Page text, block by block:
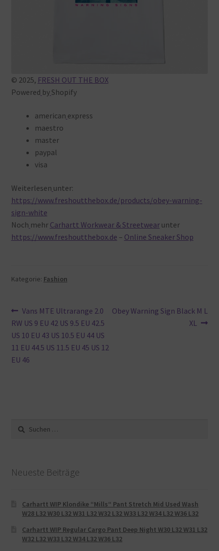
© 2025, FRESH OUT THE BOX
Powered by Shopify
american express
maestro
master
paypal
visa
Weiterlesen unter:
https://www.freshoutthebox.de/products/obey-warning-
sign-white
Noch mehr Carhartt Workwear & Streetwearunter
https://www.freshoutthebox.de – Online Sneaker Shop
Kategorie: Fashion
Beitragsnavigation
Vorheriger
Beitrag:
Vans MTE Ultrarange 2.0
RW US 9 EU 42 US 9.5 EU 42.5
US 10 EU 43 US 10.5 EU 44 US
11 EU 44.5 US 11.5 EU 45 US 12
EU 46
Nächster
Obey Warning Sign Black M L
XL
Suche
nach:
Neueste Beiträge
Carhartt WIP Klondike “Mills“ Pant Stretch Mid Used Wash
W28 L32 W30 L32 W31 L32 W32 L32 W33 L32 W34 L32 W36 L32
Carhartt WIP Regular Cargo Pant Deep Night W30 L32 W31 L32
W32 L32 W33 L32 W34 L32 W36 L32